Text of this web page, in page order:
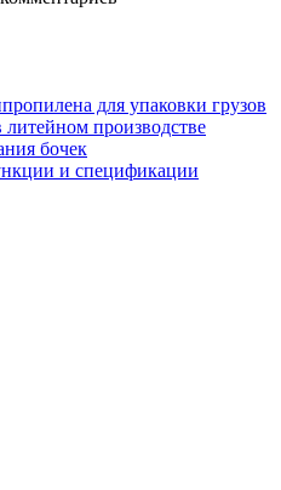
для упаковки грузов
производстве
бочек
и спецификации